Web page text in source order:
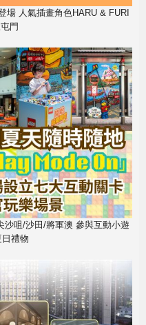
場 人氣插畫角色HARU & FURI
門
沙咀/沙田/將軍澳 參與互動小遊
禮物